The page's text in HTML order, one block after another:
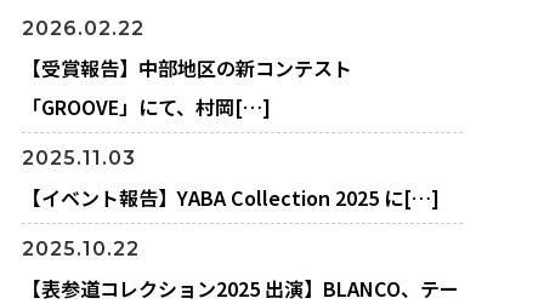
2026.02.22
【受賞報告】中部地区の新コンテスト
「GROOVE」にて、村岡[…]
2025.11.03
【イベント報告】YABA Collection 2025 に[…]
2025.10.22
【表参道コレクション2025 出演】BLANCO、テー